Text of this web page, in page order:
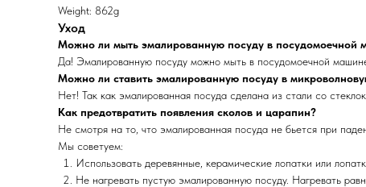
Weight: 862g
Уход
Можно ли мыть эмалированную посуду в посудомоечной
Да! Эмалированную посуду можно мыть в посудомоечной
Можно ли ставить эмалированную посуду в
Нет! Так как эмалированная посуда сделана из стали со
Как предотвратить появления сколов и царапин?
Не смотря на то, что эмалированная посуда не бьется при
Мы советуем:
Использовать деревянные, керамические лопатки или
Не нагревать пустую эмалированную посуду. Нагревать